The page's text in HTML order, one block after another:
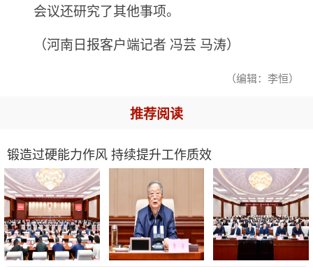
会议还研究了其他事项。
（河南日报客户端记者 冯芸 马涛）
（编辑：李恒）
推荐阅读
锻造过硬能力作风 持续提升工作质效